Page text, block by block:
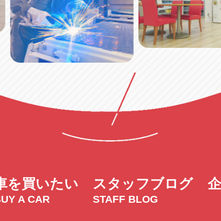
を買いたい
A CAR
スタッフブログ
STAFF BLOG